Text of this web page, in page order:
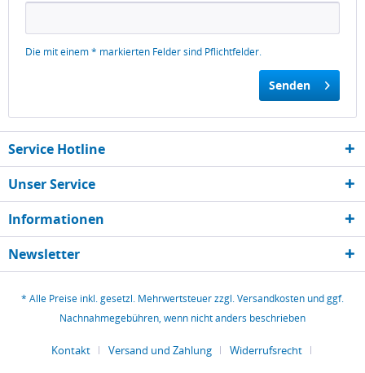
Die mit einem * markierten Felder sind Pflichtfelder.
Senden
Service Hotline
Unser Service
Informationen
Newsletter
* Alle Preise inkl. gesetzl. Mehrwertsteuer zzgl.Versandkosten und ggf.
Nachnahmegebühren, wenn nicht anders beschrieben
Kontakt Versand und Zahlung
Widerrufsrecht